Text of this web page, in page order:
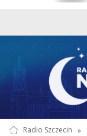
Radio Szczecin »